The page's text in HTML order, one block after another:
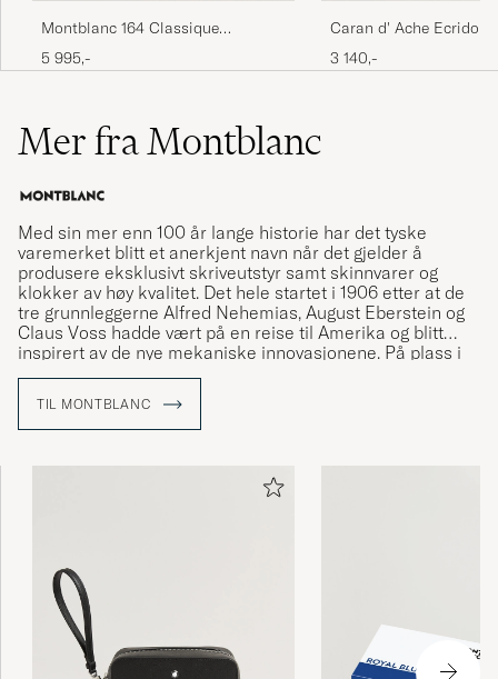
Montblanc 164 Classique
Meisterstück Ballpoint Pen
Platinum Line
5 995,-
Caran d' Ache Ecridor
Rollerball Pen
3 140,-
Mer fra Montblanc
Med sin mer enn 100 år lange historie har det tyske
varemerket blitt et anerkjent navn når det gjelder å
produsere eksklusivt skriveutstyr samt skinnvarer og
klokker av høy kvalitet. Det hele startet i 1906 etter at de
tre grunnleggerne Alfred Nehemias, August Eberstein og
Claus Voss hadde vært på en reise til Amerika og blitt
inspirert av de nye mekaniske innovasjonene. På plass i
revolusjonere kunsten å skrive for hånd.
TIL MONTBLANC